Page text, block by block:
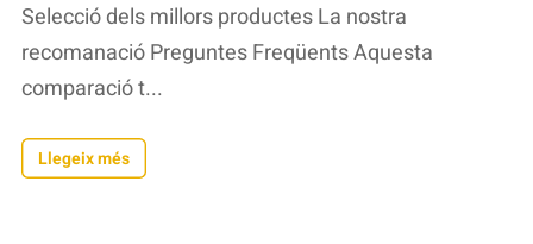
Selecció dels millors productes La nostra
recomanació Preguntes Freqüents Aquesta
comparació t...
Llegeix més